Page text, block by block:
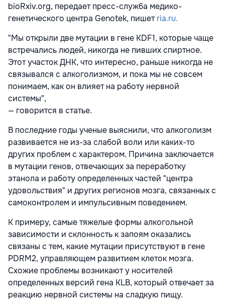
bioRxiv.org, передает пресс-служба медико-
генетического центра Genotek, пишетria.ru.
"Мы открыли две мутации в гене KDF1, которые чаще
встречались людей, никогда не пивших спиртное.
Этот участок ДНК, что интересно, раньше никогда не
связывался с алкоголизмом, и пока мы не совсем
понимаем, как он влияет на работу нервной
системы",
— говорится в статье.
В последние годы ученые выяснили, что алкоголизм
развивается не из-за слабой воли или каких-то
других проблем с характером. Причина заключается
в мутации генов, отвечающих за переработку
этанола и работу определенных частей "центра
удовольствия" и других регионов мозга, связанных с
самоконтролем и импульсивным поведением.
К примеру, самые тяжелые формы алкогольной
зависимости и склонность к запоям оказались
связаны с тем, какие мутации присутствуют в гене
PDRM2, управляющем развитием клеток мозга.
Схожие проблемы возникают у носителей
определенных версий гена KLB, который отвечает за
реакцию нервной системы на сладкую пищу.